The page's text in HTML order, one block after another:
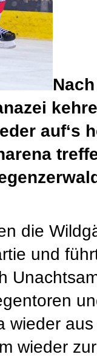
auf‘s
die
und
wieder
wieder